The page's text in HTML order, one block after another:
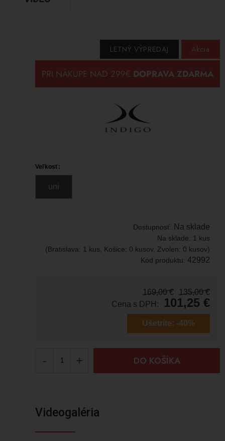
Akcia
LETNÝ VÝPREDAJ
Veľkosť:
uni
Dostupnosť: Na sklade
Na sklade: 1 kus
(Bratislava: 1 kus, Košice: 0 kusov, Zvolen: 0 kusov)
Kód produktu: 42992
169,00 € 135,00 €
Cena s DPH:
101,25 €
Ušetríte: -40%
- + DO KOŠÍKA
Videogaléria